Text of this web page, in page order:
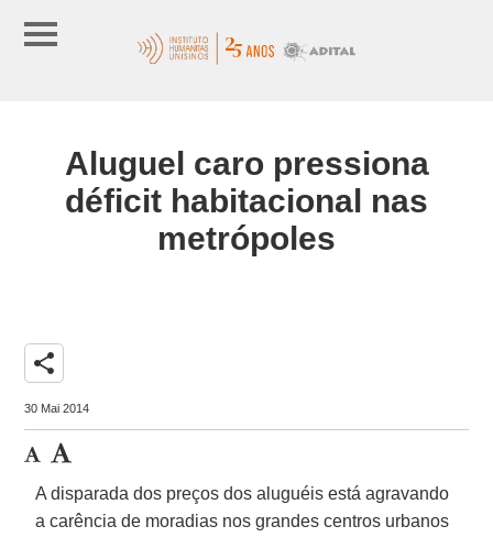
Aluguel caro pressiona
déficit habitacional nas
metrópoles
share
30 Mai 2014
A disparada dos preços dos aluguéis está agravando
a carência de moradias nos grandes centros urbanos